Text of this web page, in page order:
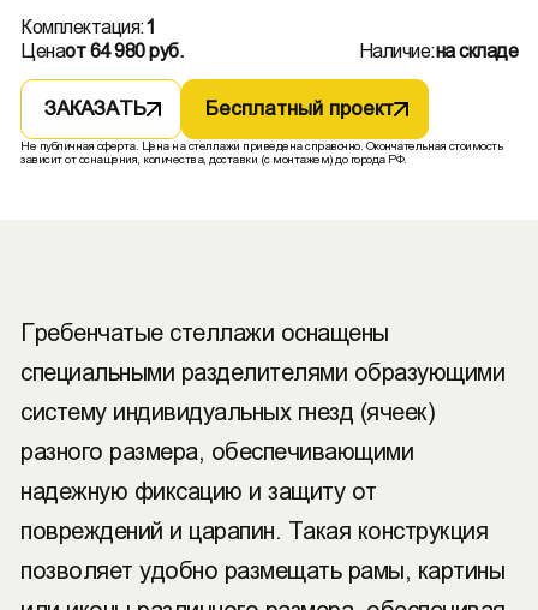
Комплектация:1
Ценаот 64 980 руб. Наличие:на складе
ЗАКАЗАТЬ Бесплатный проект
Не публичная оферта. Цена на стеллажи приведена справочно. Окончательная стоимость
зависит от оснащения, количества, доставки (с монтажем) до города РФ.
Гребенчатые стеллажи оснащены
специальными разделителями образующими
систему индивидуальных гнезд (ячеек)
разного размера, обеспечивающими
надежную фиксацию и защиту от
повреждений и царапин. Такая конструкция
позволяет удобно размещать рамы, картины